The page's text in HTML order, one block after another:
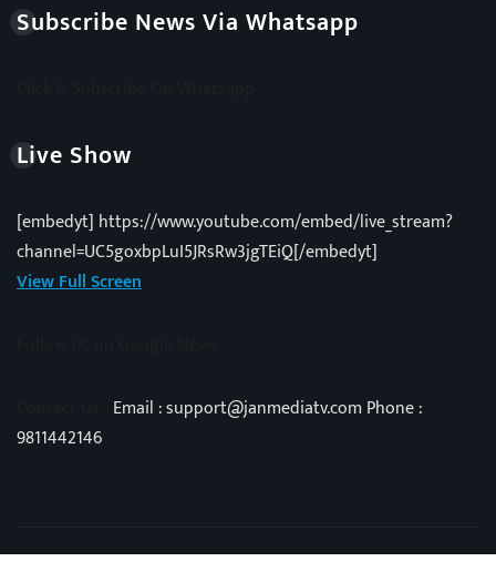
Subscribe News Via Whatsapp
Live Show
[embedyt] https://www.youtube.com/embed/live_stream?
channel=UC5goxbpLuI5JRsRw3jgTEiQ[/embedyt]
View Full Screen
Email : support@janmediatv.com Phone :
9811442146